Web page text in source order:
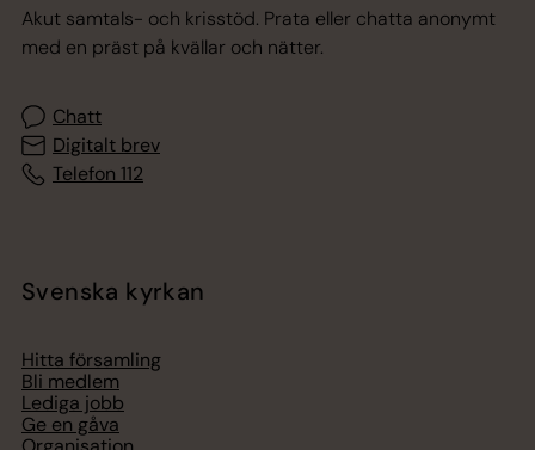
Akut samtals- och krisstöd. Prata eller chatta anonymt
med en präst på kvällar och nätter.
Chatt
Digitalt brev
Telefon 112
Svenska kyrkan
Hitta församling
Bli medlem
Lediga jobb
Ge en gåva